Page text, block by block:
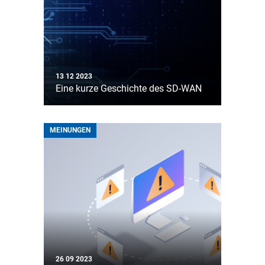
13 12 2023
Eine kurze Geschichte des SD-WAN
MEINUNGEN
26 09 2023